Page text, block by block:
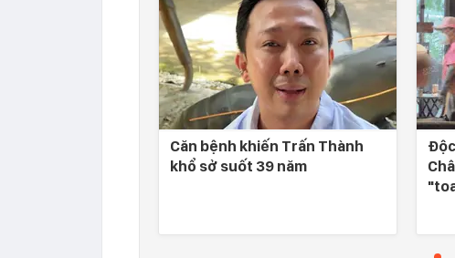
Căn bệnh khiến Trấn Thành
khổ sở suốt 39 năm